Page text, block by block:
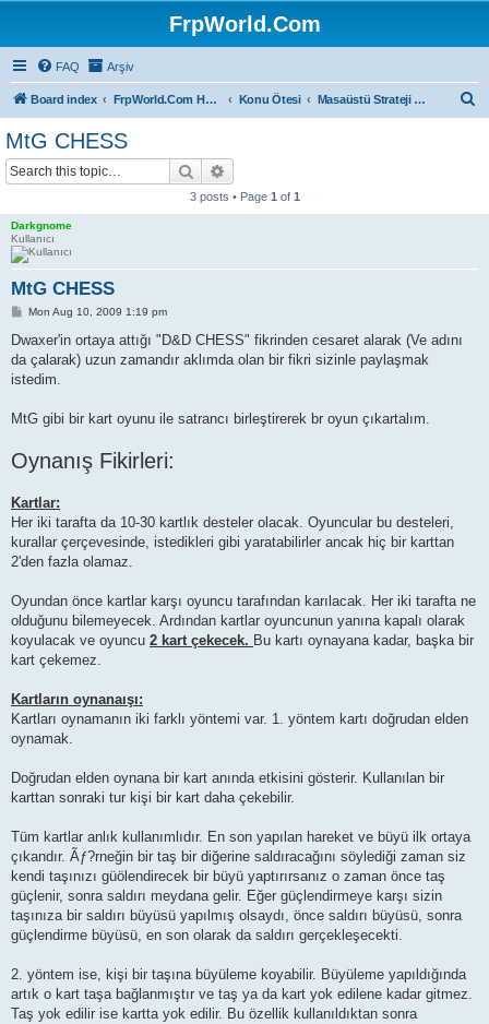
FrpWorld.Com
FAQ Arşiv
Board index FrpWorld.Com Hakkında Konu Ötesi Masaüstü Strateji ve Kart Oyunları
MtG CHESS
Search
3 posts • Page 1 of 1
Darkgnome
Kullanıcı
MtG CHESS
P
s
Mon Aug 10, 2009 1:19 pm
Dwaxer'in ortaya attığı "D&D CHESS" fikrinden cesaret alarak (Ve adını
da çalarak) uzun zamandır aklımda olan bir fikri sizinle paylaşmak
istedim.
MtG gibi bir kart oyunu ile satrancı birleştirerek br oyun çıkartalım.
Oynanış Fikirleri:
Kartlar:
Her iki tarafta da 10-30 kartlık desteler olacak. Oyuncular bu desteleri,
kurallar çerçevesinde, istedikleri gibi yaratabilirler ancak hiç bir karttan
2'den fazla olamaz.
Oyundan önce kartlar karşı oyuncu tarafından karılacak. Her iki tarafta ne
olduğunu bilemeyecek. Ardından kartlar oyuncunun yanına kapalı olarak
koyulacak ve oyuncu 2 kart çekecek. Bu kartı oynayana kadar, başka bir
kart çekemez.
Kartların oynanaışı:
Kartları oynamanın iki farklı yöntemi var. 1. yöntem kartı doğrudan elden
oynamak.
Doğrudan elden oynana bir kart anında etkisini gösterir. Kullanılan bir
karttan sonraki tur kişi bir kart daha çekebilir.
Tüm kartlar anlık kullanımlıdır. En son yapılan hareket ve büyü ilk ortaya
çıkandır. Ãƒ?rneğin bir taş bir diğerine saldıracağını söylediği zaman siz
kendi taşınızı güölendirecek bir büyü yaptırırsanız o zaman önce taş
güçlenir, sonra saldırı meydana gelir. Eğer güçlendirmeye karşı sizin
taşınıza bir saldırı büyüsü yapılmış olsaydı, önce saldırı büyüsü, sonra
güçlendirme büyüsü, en son olarak da saldırı gerçekleşecekti.
2. yöntem ise, kişi bir taşına büyüleme koyabilir. Büyüleme yapıldığında
artık o kart taşa bağlanmıştır ve taş ya da kart yok edilene kadar gitmez.
Taş yok edilir ise kartta yok edilir. Bu özellik kullanıldıktan sonra